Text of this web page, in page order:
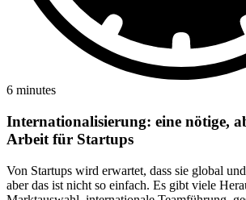
6 minutes
Internationalisierung: eine nötige,
Arbeit für Startups
Von Startups wird erwartet, dass sie global
aber das ist nicht so einfach. Es gibt viele